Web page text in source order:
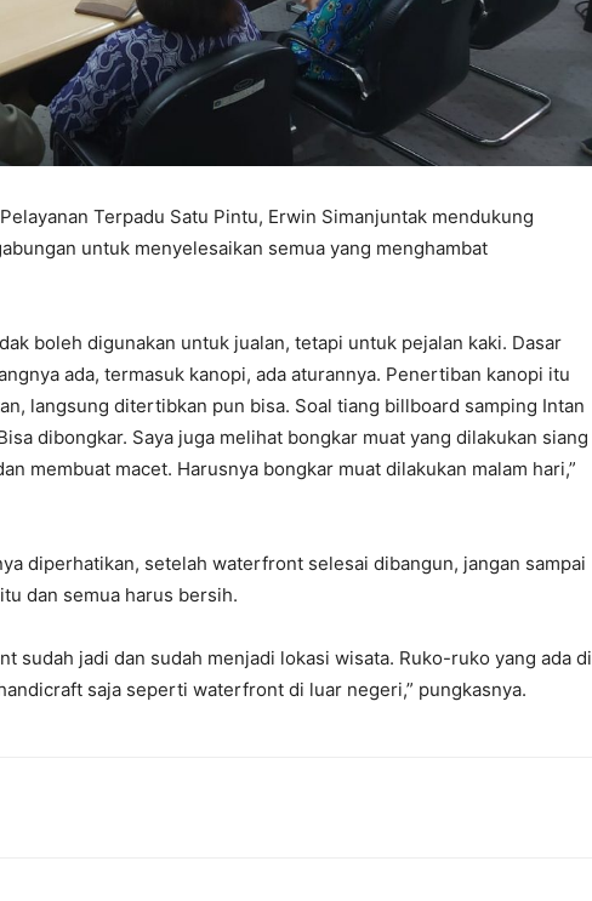
Terpadu Satu Pintu, Erwin Simanjuntak mendukung
untuk menyelesaikan semua yang menghambat
boleh digunakan untuk jualan, tetapi untuk pejalan kaki. Dasar
ada, termasuk kanopi, ada aturannya. Penertiban kanopi itu
langsung ditertibkan pun bisa. Soal tiang billboard samping Intan
dibongkar. Saya juga melihat bongkar muat yang dilakukan siang
membuat macet. Harusnya bongkar muat dilakukan malam hari,”
diperhatikan, setelah waterfront selesai dibangun, jangan sampai
dan semua harus bersih.
sudah jadi dan sudah menjadi lokasi wisata. Ruko-ruko yang ada di
saja seperti waterfront di luar negeri,” pungkasnya.